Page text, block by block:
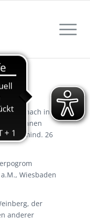
danach in
mit mind. 26
Wiesbaden
der
anderer